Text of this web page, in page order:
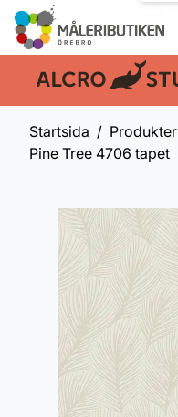
En del av:
Startsida Produkter
Pine Tree 4706 tapet